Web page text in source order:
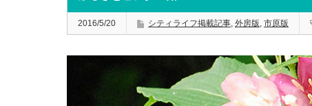
2016/5/20 シティライフ掲載記事, 外房版, 市原版